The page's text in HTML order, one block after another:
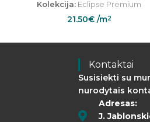
Kolekcija: Eclipse Premium
21.50€/m2
Kontaktai
Susisiekti su
nurodytais
Adresas:
J.